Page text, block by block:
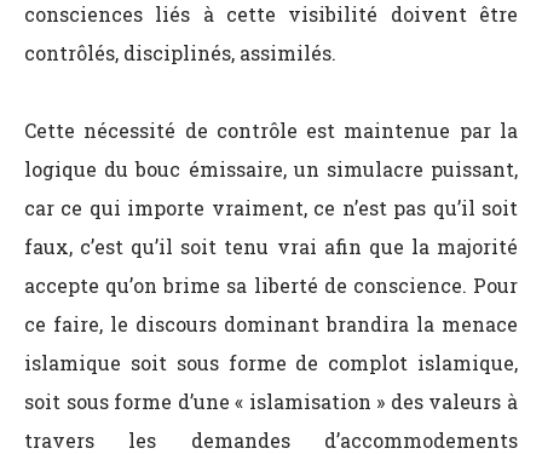
consciences liés à cette visibilité doivent être
contrôlés, disciplinés, assimilés.
Cette nécessité de contrôle est maintenue par la
logique du bouc émissaire, un simulacre puissant,
car ce qui importe vraiment, ce n’est pas qu’il soit
faux, c’est qu’il soit tenu vrai afin que la majorité
accepte qu’on brime sa liberté de conscience. Pour
ce faire, le discours dominant brandira la menace
islamique soit sous forme de complot islamique,
soit sous forme d’une « islamisation » des valeurs à
travers les demandes d’accommodements